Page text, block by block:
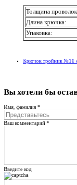
Толщина
Длина крючка:
Упаковка:
Крючок тройник №10
Вы хотели бы
Имя, фамилия *
Ваш комментарий *
Введите код